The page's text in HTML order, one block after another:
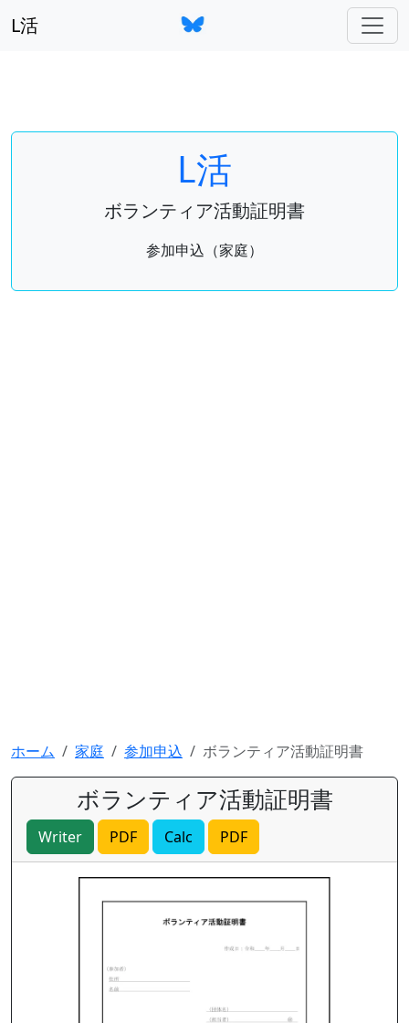
L活
L活
ボランティア活動証明書
参加申込（家庭）
ホーム 家庭 参加申込 ボランティア活動証明書
ボランティア活動証明書
Writer PDF Calc PDF